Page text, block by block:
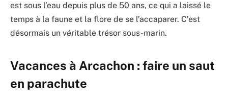
est sous l’eau depuis plus de 50 ans, ce qui a laissé le
temps à la faune et la flore de se l’accaparer. C’est
désormais un véritable trésor sous-marin.
Vacances à Arcachon : faire un saut
en parachute